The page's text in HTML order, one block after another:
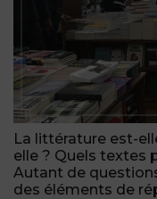
La littérature est-
elle ? Quels textes
Autant de
des éléments de